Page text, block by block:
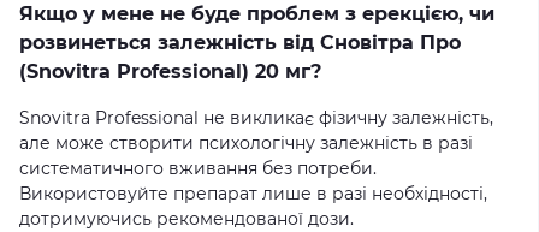
Якщо у мене не буде проблем з ерекцією, чи
розвинеться залежність від Сновітра Про
(Snovitra Professional) 20 мг?
Snovitra Professional не викликає фізичну залежність,
але може створити психологічну залежність в разі
систематичного вживання без потреби.
Використовуйте препарат лише в разі необхідності,
дотримуючись рекомендованої дози.